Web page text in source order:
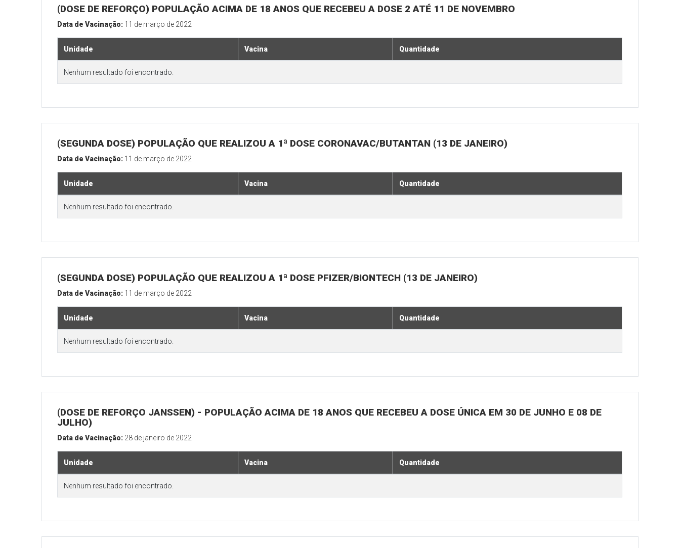
(DOSE DE REFORÇO) POPULAÇÃO ACIMA DE 18 ANOS QUE RECEBEU A DOSE 2 ATÉ 11 DE NOVEMBRO
Data de Vacinação: 11 de março de 2022
Unidade Vacina Quantidade
Nenhum resultado foi encontrado.
(SEGUNDA DOSE) POPULAÇÃO QUE REALIZOU A 1ª DOSE CORONAVAC/BUTANTAN (13 DE JANEIRO)
Data de Vacinação: 11 de março de 2022
Unidade Vacina Quantidade
Nenhum resultado foi encontrado.
(SEGUNDA DOSE) POPULAÇÃO QUE REALIZOU A 1ª DOSE PFIZER/BIONTECH (13 DE JANEIRO)
Data de Vacinação: 11 de março de 2022
Unidade Vacina Quantidade
Nenhum resultado foi encontrado.
(DOSE DE REFORÇO JANSSEN) - POPULAÇÃO ACIMA DE 18 ANOS QUE RECEBEU A DOSE ÚNICA EM 30 DE JUNHO E 08 DE
JULHO)
Data de Vacinação: 28 de janeiro de 2022
Unidade Vacina Quantidade
Nenhum resultado foi encontrado.